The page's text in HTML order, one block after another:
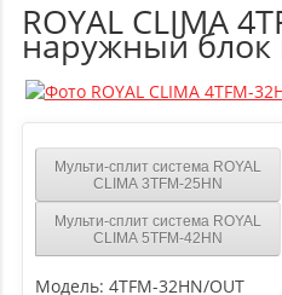
ROYAL CLIMA
наружный блок
Мульти-сплит система ROYAL
CLIMA 3TFM-25HN
Мульти-сплит система ROYAL
CLIMA 5TFM-42HN
Модель: 4TFM-32HN/OUT